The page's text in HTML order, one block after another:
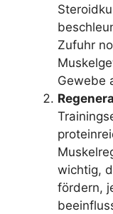
Zufuhr
Gewebe
wichtig,
fördern,